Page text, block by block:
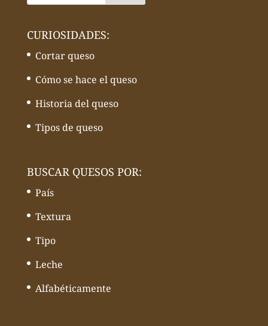
CURIOSIDADES:
Cortar queso
Cómo se hace el queso
Historia del queso
Tipos de queso
BUSCAR QUESOS POR:
País
Textura
Tipo
Leche
Alfabéticamente